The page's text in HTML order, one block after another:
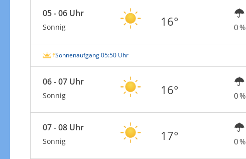
05 - 06 Uhr
Sonnig 16° 0 %
Sonnenaufgang 05:50 Uhr
06 - 07 Uhr
Sonnig 16° 0 %
07 - 08 Uhr
Sonnig 17° 0 %